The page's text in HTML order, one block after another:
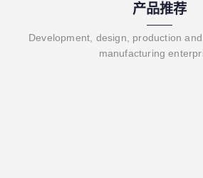
产品推荐
Development, design, production
manufacturing